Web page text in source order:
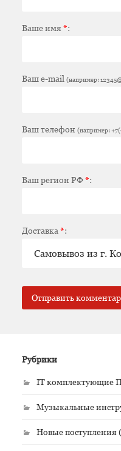
Ваше имя*:
Ваш e-mail (например:
Ваш телефон (например:
Ваш регион РФ*:
Доставка *:
Рубрики
IT комплектующие
Музыкальные
Новые поступления